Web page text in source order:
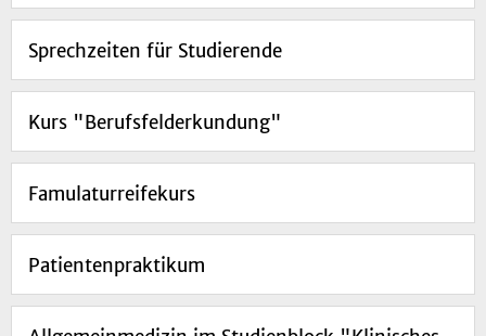
Sprechzeiten für Studierende
Kurs "Berufsfelderkundung"
Famulaturreifekurs
Patientenpraktikum